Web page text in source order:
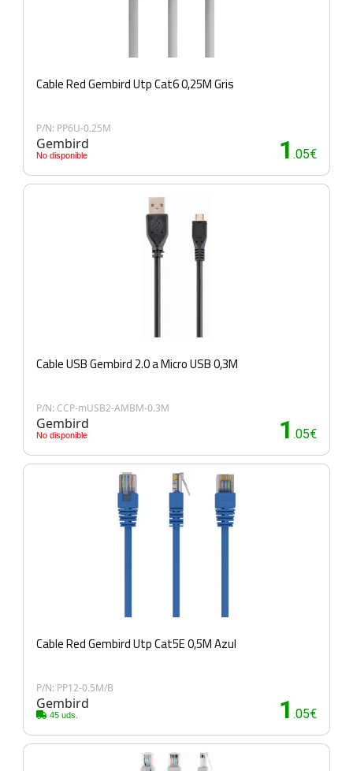
Cable Red Gembird Utp Cat6 0,25M Gris
P/N: PP6U-0.25M
Gembird
No disponible 1 .05€
Cable USB Gembird 2.0 a Micro USB 0,3M
P/N: CCP-mUSB2-AMBM-0.3M
Gembird
No disponible 1 .05€
Cable Red Gembird Utp Cat5E 0,5M Azul
P/N: PP12-0.5M/B
Gembird
45 uds. 1 .05€